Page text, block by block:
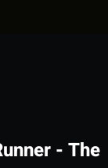
- The